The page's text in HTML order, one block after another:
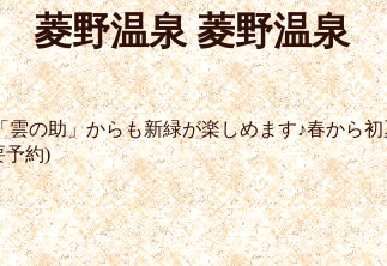
菱野温泉 菱野温泉
の助」からも新緑が楽しめます♪春から
予約)